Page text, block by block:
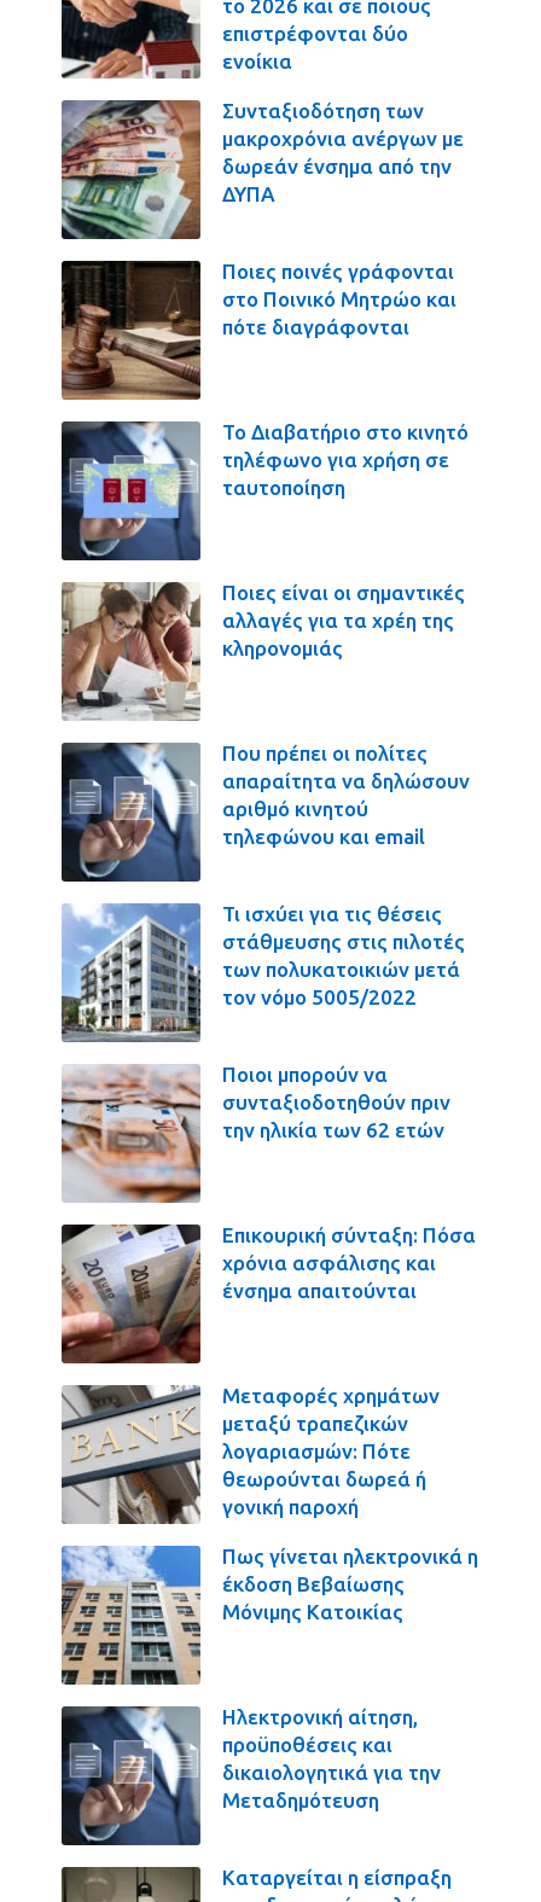
το 2026 και σε ποιους
επιστρέφονται δύο
ενοίκια
Συνταξιοδότηση των
μακροχρόνια ανέργων με
δωρεάν ένσημα από την
ΔΥΠΑ
Ποιες ποινές γράφονται
στο Ποινικό Μητρώο και
πότε διαγράφονται
Το Διαβατήριο στο κινητό
τηλέφωνο για χρήση σε
ταυτοποίηση
Ποιες είναι οι σημαντικές
αλλαγές για τα χρέη της
κληρονομιάς
Που πρέπει οι πολίτες
απαραίτητα να δηλώσουν
αριθμό κινητού
τηλεφώνου και email
Τι ισχύει για τις θέσεις
στάθμευσης στις πιλοτές
των πολυκατοικιών μετά
τον νόμο 5005/2022
Ποιοι μπορούν να
συνταξιοδοτηθούν πριν
την ηλικία των 62 ετών
Επικουρική σύνταξη: Πόσα
χρόνια ασφάλισης και
ένσημα απαιτούνται
Μεταφορές χρημάτων
μεταξύ τραπεζικών
λογαριασμών: Πότε
θεωρούνται δωρεά ή
γονική παροχή
Πως γίνεται ηλεκτρονικά η
έκδοση Βεβαίωσης
Μόνιμης Κατοικίας
Ηλεκτρονική αίτηση,
προϋποθέσεις και
δικαιολογητικά για την
Μεταδημότευση
Καταργείται η είσπραξη